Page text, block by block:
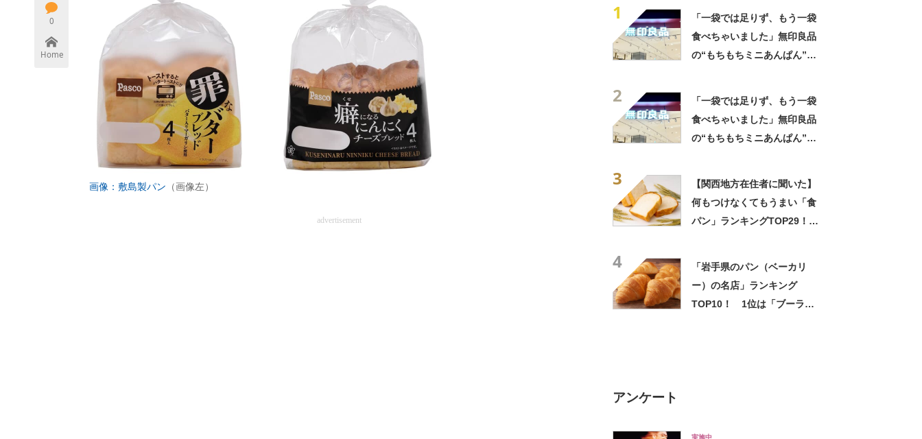
0
Home
画像：敷島製パン （画像左）
advertisement
1
「一袋では足りず、もう一袋
食べちゃいました」無印良品
の“もちもちミニあんぱん”が
2
「一袋では足りず、もう一袋
食べちゃいました」無印良品
の“もちもちミニあんぱん”が
3
【関西地方在住者に聞いた】
何もつけなくてもうまい「食
パン」ランキングTOP29！
4
「岩手県のパン（ベーカリ
ー）の名店」ランキング
TOP10！ 1位は「ブーラン
アンケート
実施中